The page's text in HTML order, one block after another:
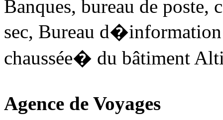
Banques, bureau de poste,
sec, Bureau d�information
chaussée� du bâtiment
Agence de Voyages